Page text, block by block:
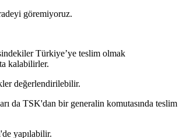
göremiyoruz.
Türkiye’ye teslim olmak
kalabilirler.
değerlendirilebilir.
da TSK'dan bir generalin komutasında teslim
yapılabilir.